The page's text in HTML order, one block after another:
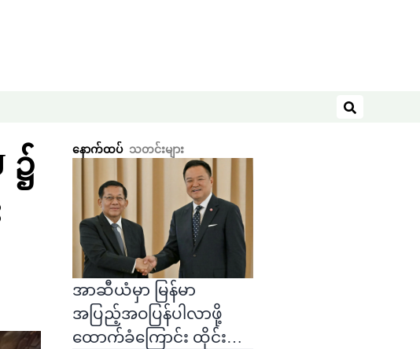
ရှာဖွေရန်
၌
နောက်ထပ် သတင်းများ
အာဆီယံမှာ မြန်မာ
အပြည့်အဝပြန်ပါလာဖို့
ထောက်ခံကြောင်း ထိုင်း